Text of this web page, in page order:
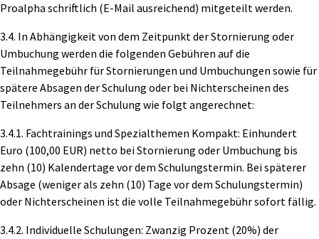
Proalpha schriftlich (E-Mail ausreichend) mitgeteilt werden.
3.4. In Abhängigkeit von dem Zeitpunkt der Stornierung oder
Umbuchung werden die folgenden Gebühren auf die
Teilnahmegebühr für Stornierungen und Umbuchungen sowie für
spätere Absagen der Schulung oder bei Nichterscheinen des
Teilnehmers an der Schulung wie folgt angerechnet:
3.4.1. Fachtrainings und Spezialthemen Kompakt: Einhundert
Euro (100,00 EUR) netto bei Stornierung oder Umbuchung bis
zehn (10) Kalendertage vor dem Schulungstermin. Bei späterer
Absage (weniger als zehn (10) Tage vor dem Schulungstermin)
oder Nichterscheinen ist die volle Teilnahmegebühr sofort fällig.
3.4.2. Individuelle Schulungen: Zwanzig Prozent (20%) der